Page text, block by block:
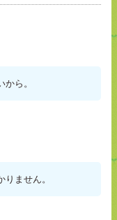
ら。
ません。